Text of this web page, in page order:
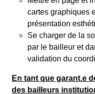
cartes graphiques
présentation
Se charger de la
par le bailleur et
validation du
En tant que garant.e
des bailleurs